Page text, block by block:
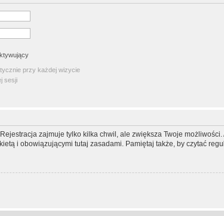
przy każdej wizycie
sesji
zajmuje tylko kilka chwil, ale zwiększa Twoje
i obowiązującymi tutaj zasadami. Pamiętaj także, by czytać